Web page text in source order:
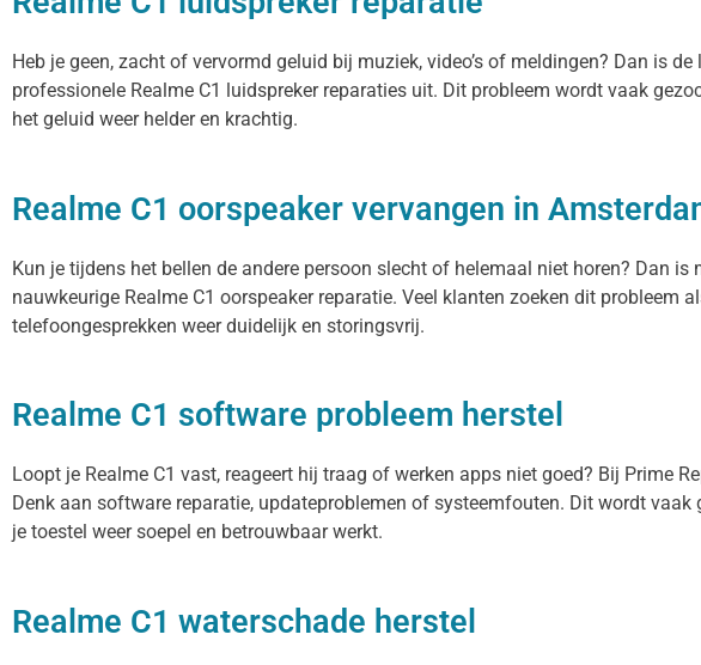
Heb je geen, zacht of vervormd geluid bij muziek, video’s of meldingen? Dan is
professionele Realme C1 luidspreker reparaties uit. Dit probleem wordt vaak
het geluid weer helder en krachtig.
Realme C1 oorspeaker vervangen in
Kun je tijdens het bellen de andere persoon slecht of helemaal niet horen? Dan
nauwkeurige Realme C1 oorspeaker reparatie. Veel klanten zoeken dit
telefoongesprekken weer duidelijk en storingsvrij.
Realme C1 software probleem herstel
Loopt je Realme C1 vast, reageert hij traag of werken apps niet goed? Bij Prime
Denk aan software reparatie, updateproblemen of systeemfouten. Dit wordt
je toestel weer soepel en betrouwbaar werkt.
Realme C1 waterschade herstel